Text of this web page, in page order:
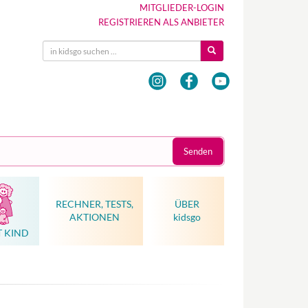
MITGLIEDER-LOGIN
REGISTRIEREN ALS ANBIETER
Senden
KIND
RECHNER, TESTS,
AKTIONEN
ÜBER
kidsgo